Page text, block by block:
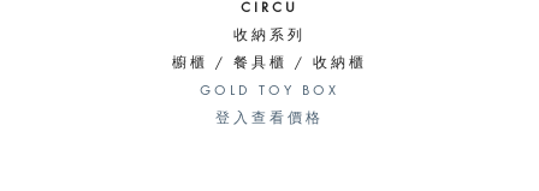
CIRCU
收納系列
櫥櫃 / 餐具櫃 / 收納櫃
GOLD TOY BOX
登入查看價格